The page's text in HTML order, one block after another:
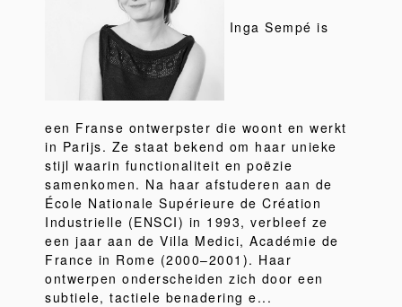
Inga Sempé is
een Franse ontwerpster die woont en werkt
in Parijs. Ze staat bekend om haar unieke
stijl waarin functionaliteit en poëzie
samenkomen. Na haar afstuderen aan de
École Nationale Supérieure de Création
Industrielle (ENSCI) in 1993, verbleef ze
een jaar aan de Villa Medici, Académie de
France in Rome (2000–2001). Haar
ontwerpen onderscheiden zich door een
subtiele, tactiele benadering e...